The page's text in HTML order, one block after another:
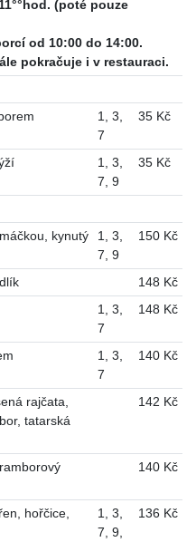
(poté pouze
od 10:00 do 14:00.
pokračuje i v restauraci.
1 3
7
35 Kč
1 3
7 9
35 Kč
kynutý
1 3
7 9
150 Kč
148 Kč
1 3
7
148 Kč
1 3
7
140 Kč
rajčata,
tatarská
142 Kč
140 Kč
hořčice,
1 3
7 9,
136 Kč